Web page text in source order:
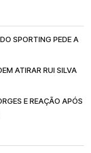
SPORTING PEDE A
ATIRAR RUI SILVA
E REAÇÃO APÓS